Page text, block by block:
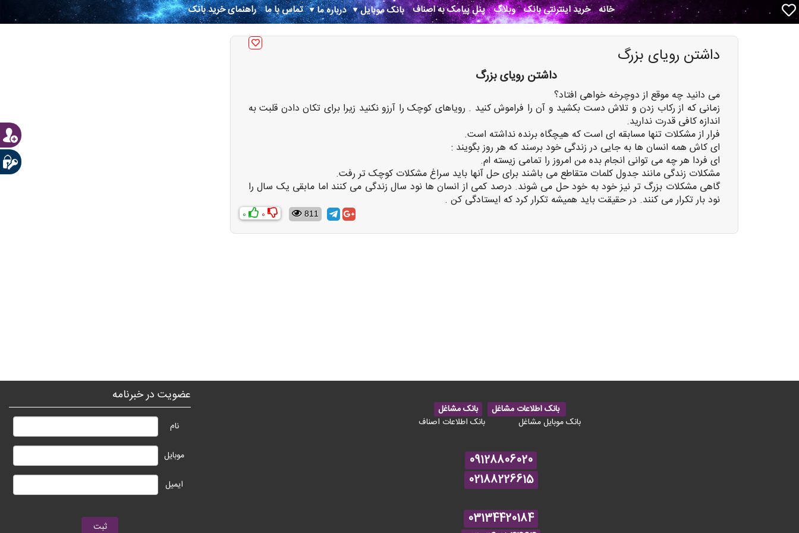
خانه خرید اینترنتی بانک وبلاگ پنل پیامک به اصناف بانک موبایل درباره ما تماس با ما راهنمای خرید بانک
داشتن رویای بزرگ
داشتن رویای بزرگ
می دانید چه موقع از دوچرخه خواهی افتاد؟
زمانی که از رکاب زدن و تلاش دست بکشید و آن را فراموش کنید . رویاهای کوچک را آرزو نکنید زیرا برای تکان دادن قلبت به
اندازه کافی قدرت ندارید.
فرار از مشکلات تنها مسابقه ای است که هیچگاه برنده نداشته است.
ای کاش همه انسان ها به جایی در زندگی خود برسند که هر روز بگویند :
ای فردا هر چه می توانی انجام بده من امروز را تمامی زیسته ام.
مشکلات زندگی مانند جدول کلمات متقاطع می باشند برای حل آنها باید سراغ مشکلات کوچک تر رفت.
گاهی مشکلات بزرگ تر نیز خود به خود حل می شوند. درصد کمی از انسان ها نود سال زندگی می کنند اما مابقی یک سال را
نود بار تکرار می کنند. در حقیقت باید همیشه تکرار کرد که ایستادگی کن .
811
0
0
بانک اطلاعات مشاغل
بانک مشاغل
بانک موبایل مشاغل
بانک اطلاعات اصناف
09128806020
02188226615
03134420184
عضویت در خبرنامه
نام
موبایل
ایمیل